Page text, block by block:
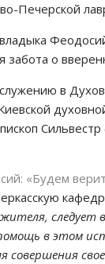
Печерской
забота о
в
Сильвестр
в этом
совершения